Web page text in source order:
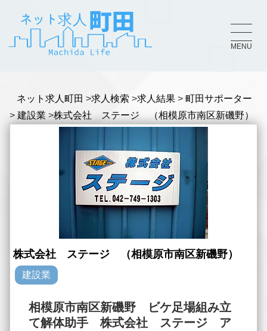
MENU
ネット求人町田 求人検索 求人結果
町田サポーター
建設業
株式会社 ステージ （相模原市南区新磯野）
株式会社 ステージ （相模原市南区新磯野）
建設業
相模原市南区新磯野 ビケ足場組み立
て解体助手 株式会社 ステージ ア